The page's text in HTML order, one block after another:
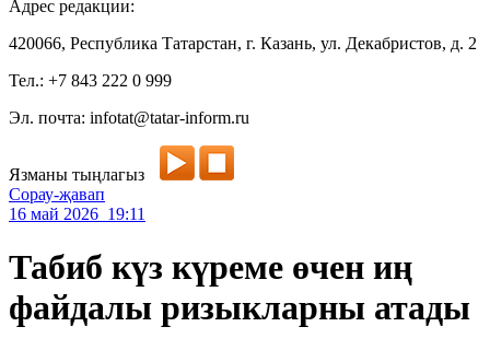
Адрес редакции:
420066, Республика Татарстан, г. Казань, ул. Декабристов, д. 2
Тел.: +7 843 222 0 999
Эл. почта: infotat@tatar-inform.ru
Язманы тыңлагыз
Сорау-җавап
16 май 2026 19:11
Табиб күз күреме өчен иң
файдалы ризыкларны атады